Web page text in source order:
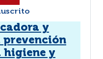
y
prevención
higiene y